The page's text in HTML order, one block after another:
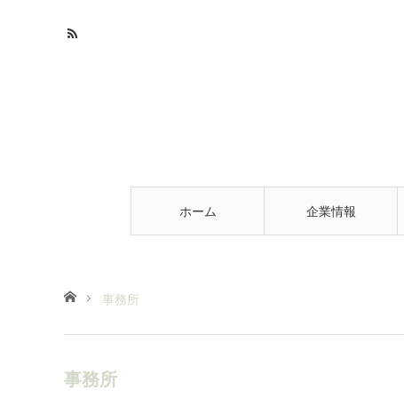
ホーム 企業情報
ホーム事務所
事務所